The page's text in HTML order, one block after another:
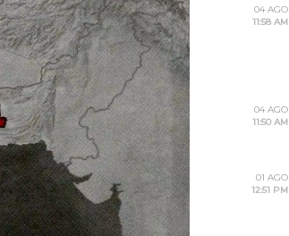
04 AGO
11:58 AM
04 AGO
11:50 AM
01 AGO
12:51 PM